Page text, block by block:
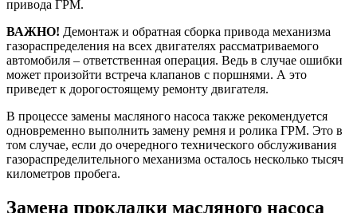
привода ГРМ.
ВАЖНО! Демонтаж и обратная сборка привода механизма
газораспределения на всех двигателях рассматриваемого
автомобиля – ответственная операция. Ведь в случае ошибки
может произойти встреча клапанов с поршнями. А это
приведет к дорогостоящему ремонту двигателя.
В процессе замены масляного насоса также рекомендуется
одновременно выполнить замену ремня и ролика ГРМ. Это в
том случае, если до очередного технического обслуживания
газораспределительного механизма осталось несколько тысяч
километров пробега.
Замена прокладки масляного насоса